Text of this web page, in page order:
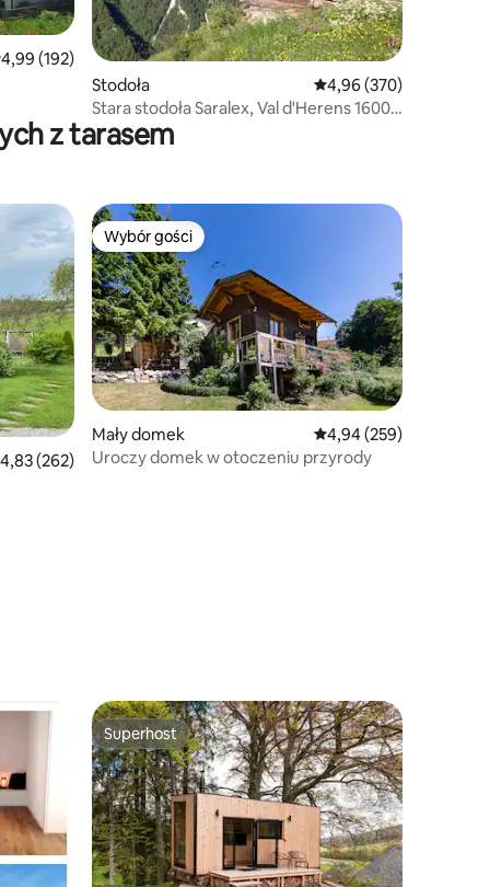
ocena: 4,99 na 5, liczba recenzji: 192
4,99 (192)
Stodoła Średnia ocena: 4,96
4,96 (370)
Stara stodoła Saralex, Val d'Herens 1600
m Alpy Szwajcarskie
z tarasem
gości
ocena: 4,83 na 5, liczba recenzji: 262
4,83 (262)
Wybór gości
Wybór gości
Mały domek Średnia ocena: 4,94
4,94 (259)
Uroczy domek w otoczeniu przyrody
Superhost
Superhost